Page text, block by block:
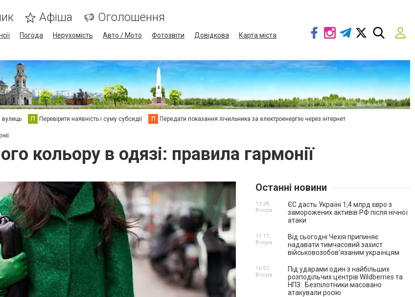
Афіша Оголошення
Погода Нерухомість Авто / Мото Фотозвіти Довідкова
Карта міста
вулиць П Перевірити наявність і суму субсидії П Передати показання лічильника за електроенергію через інтернет
кольору в одязі: правила гармонії
Останні новини
ЄС дасть Україні 1,4 млрд євро з
заморожених активів РФ після нічної
атаки
13:28,
Вчора
Від сьогодні Чехія припиняє
надавати тимчасовий захист
військовозобов’язаним українцям
11:17,
Вчора
Під ударами один з найбільших
розподільчих центрів Wildberries та
НПЗ . Безпілотники масовано
атакували росію
10:57,
Вчора